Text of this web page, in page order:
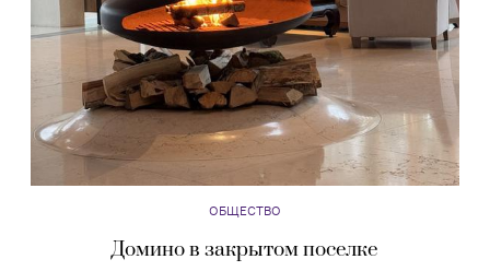
ОБЩЕСТВО
Домино в закрытом поселке